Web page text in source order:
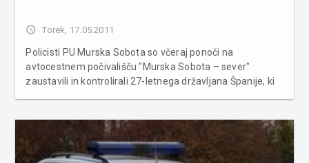
access_time Torek, 17.05.2011
Policisti PU Murska Sobota so včeraj ponoči na
avtocestnem počivališču "Murska Sobota – sever"
zaustavili in kontrolirali 27-letnega državljana Španije, ki
so policisti ugoto...